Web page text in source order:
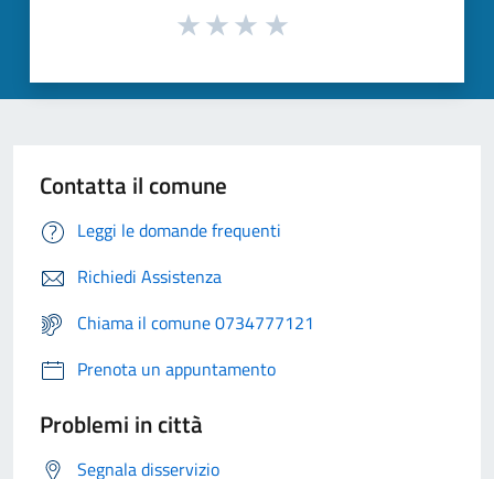
Contatta il comune
Leggi le domande frequenti
Richiedi Assistenza
Chiama il comune 0734777121
Prenota un appuntamento
Problemi in città
Segnala disservizio